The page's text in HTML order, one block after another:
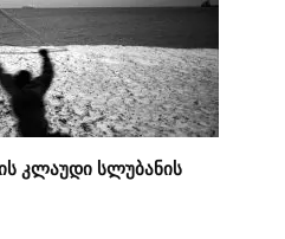
კლაუდი სლუბანის